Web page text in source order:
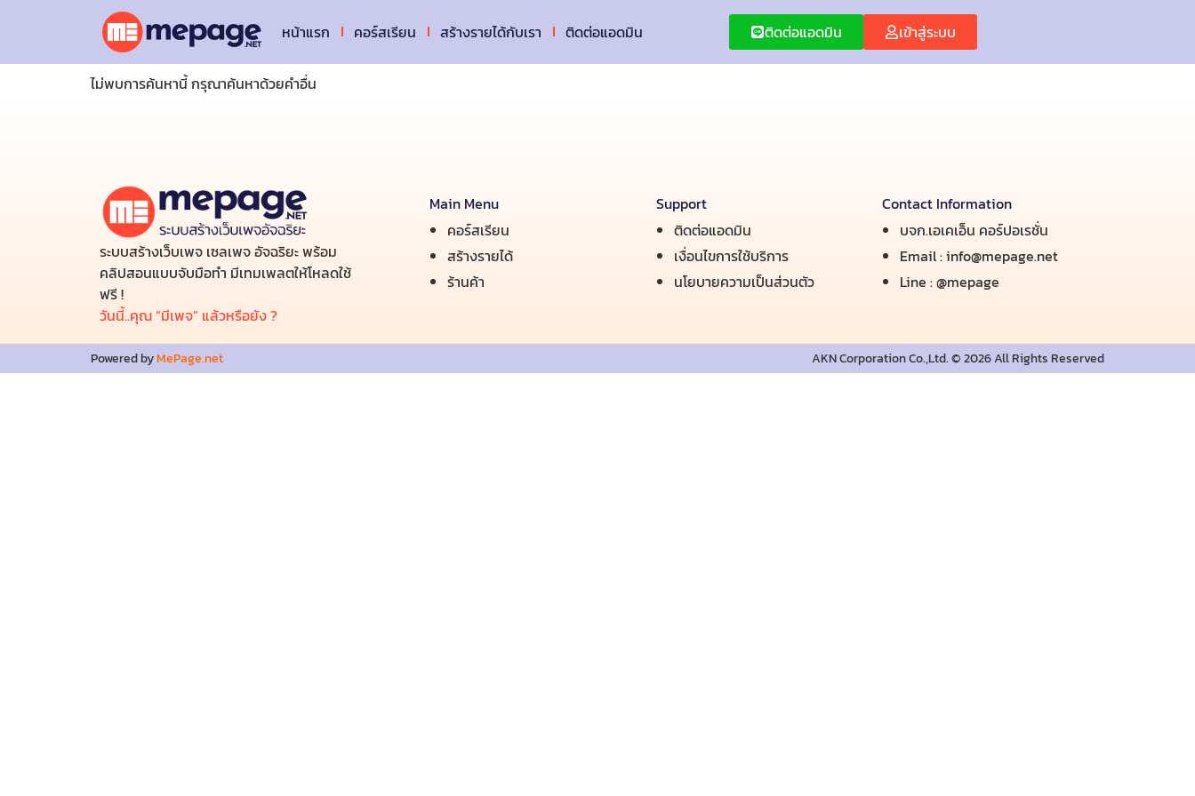
หน้าแรก คอร์สเรียน สร้างรายได้กับเรา ติดต่อแอดมิน ติดต่อแอดมิน เข้าสู่ระบบ
ไม่พบการค้นหานี้ กรุณาค้นหาด้วยคำอื่น
ระบบสร้างเว็บเพจ เซลเพจ อัจฉริยะ พร้อม
คลิปสอนแบบจับมือทำ มีเทมเพลตให้โหลดใช้
ฟรี !
วันนี้..คุณ “มีเพจ” แล้วหรือยัง ?
Main Menu
คอร์สเรียน
สร้างรายได้
ร้านค้า
Support
ติดต่อแอดมิน
เงื่อนไขการใช้บริการ
นโยบายความเป็นส่วนตัว
Contact Information
บจก.เอเคเอ็น คอร์ปอเรชั่น
Email :info@mepage.net
Line :@mepage
Powered byMePage.net AKN Corporation Co.,Ltd. © 2026 All Rights Reserved